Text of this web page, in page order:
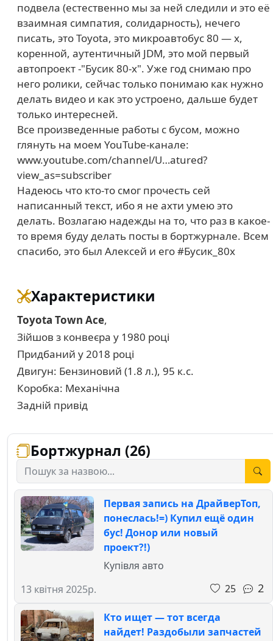
подвела (естественно мы за ней следили и это её
взаимная симпатия, солидарность), нечего
писать, это Toyota, это микроавтобус 80 — х,
коренной, аутентичный JDM, это мой первый
автопроект -"Бусик 80-х". Уже год снимаю про
него ролики, сейчас только понимаю как нужно
делать видео и как это устроено, дальше будет
только интересней.
Все произведенные работы с бусом, можно
глянуть на моем YouTube-канале:
www.youtube.com/channel/U…atured?
view_as=subscriber
Надеюсь что кто-то смог прочесть сей
написанный текст, ибо я не ахти умею это
делать. Возлагаю надежды на то, что раз в какое-
то время буду делать посты в бортжурнале. Всем
спасибо, это был Алексей и его #Бусик_80х
Характеристики
Toyota Town Ace,
Зійшов з конвеєра у 1980 році
Придбаний у 2018 році
Двигун: Бензиновий (1.8 л.), 95 к.с.
Коробка: Механічна
Задній привід
Бортжурнал (26)
Первая запись на ДрайверТоп,
понеслась!=) Купил ещё один
бус! Донор или новый
проект?!)
13 квітня 2025р.
Купівля авто
25
2
Кто ищет — тот всегда
найдет! Раздобыли запчастей